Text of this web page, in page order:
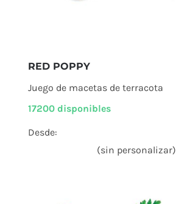
RED POPPY
Juego de macetas de terracota
17200 disponibles
Desde:
(sin personalizar)